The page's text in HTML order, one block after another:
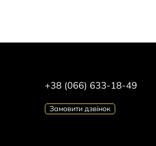
+38 (066) 633-18-49
Замовити дзвінок